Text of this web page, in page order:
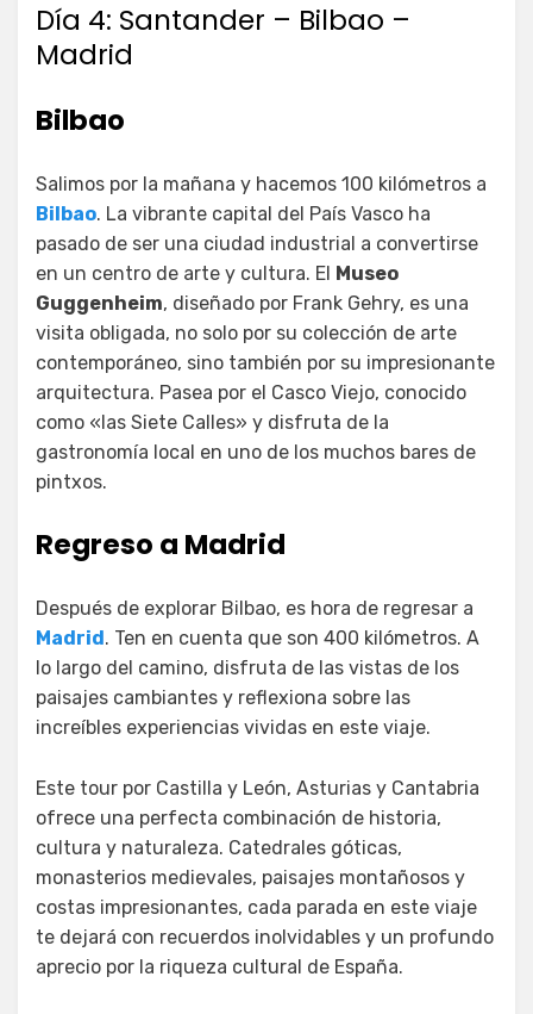
Día 4: Santander – Bilbao –
Madrid
Bilbao
Salimos por la mañana y hacemos 100 kilómetros a
Bilbao. La vibrante capital del País Vasco ha
pasado de ser una ciudad industrial a convertirse
en un centro de arte y cultura. El Museo
Guggenheim, diseñado por Frank Gehry, es una
visita obligada, no solo por su colección de arte
contemporáneo, sino también por su impresionante
arquitectura. Pasea por el Casco Viejo, conocido
como «las Siete Calles» y disfruta de la
gastronomía local en uno de los muchos bares de
pintxos.
Regreso a Madrid
Después de explorar Bilbao, es hora de regresar a
Madrid . Ten en cuenta que son 400 kilómetros. A
lo largo del camino, disfruta de las vistas de los
paisajes cambiantes y reflexiona sobre las
increíbles experiencias vividas en este viaje.
Este tour por Castilla y León, Asturias y Cantabria
ofrece una perfecta combinación de historia,
cultura y naturaleza. Catedrales góticas,
monasterios medievales, paisajes montañosos y
costas impresionantes, cada parada en este viaje
te dejará con recuerdos inolvidables y un profundo
aprecio por la riqueza cultural de España.